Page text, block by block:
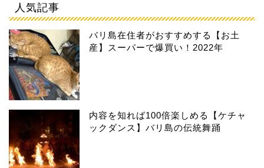
人気記事
バリ島在住者がおすすめする【お土
産】スーパーで爆買い！2022年
内容を知れば100倍楽しめる【ケチャ
ックダンス】バリ島の伝統舞踊